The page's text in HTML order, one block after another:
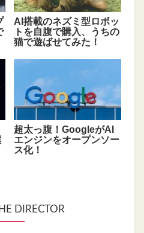
AI搭載のネズミ型ロボッ
トを自腹で購入、うちの
猫で遊ばせてみた！
超太っ腹！GoogleがAI
エンジンをオープンソー
ス化！
DIRECTOR